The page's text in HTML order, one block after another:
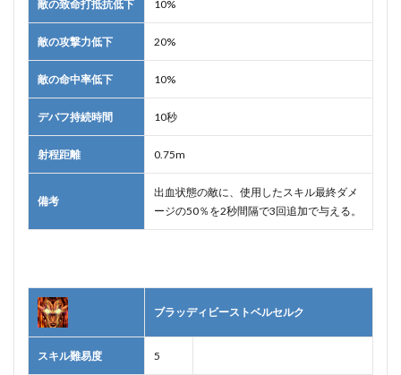
敵の致命打抵抗低下 10%
敵の攻撃力低下 20%
敵の命中率低下 10%
デバフ持続時間 10秒
射程距離 0.75m
備考
出血状態の敵に、使用したスキル最終ダメ
ージの50％を2秒間隔で3回追加で与える。
ブラッディビーストベルセルク
スキル難易度 5